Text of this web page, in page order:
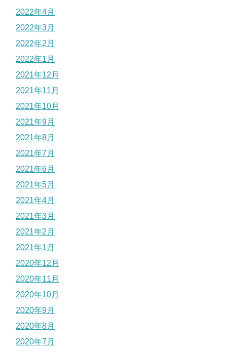
2022年4月
2022年3月
2022年2月
2022年1月
2021年12月
2021年11月
2021年10月
2021年9月
2021年8月
2021年7月
2021年6月
2021年5月
2021年4月
2021年3月
2021年2月
2021年1月
2020年12月
2020年11月
2020年10月
2020年9月
2020年8月
2020年7月